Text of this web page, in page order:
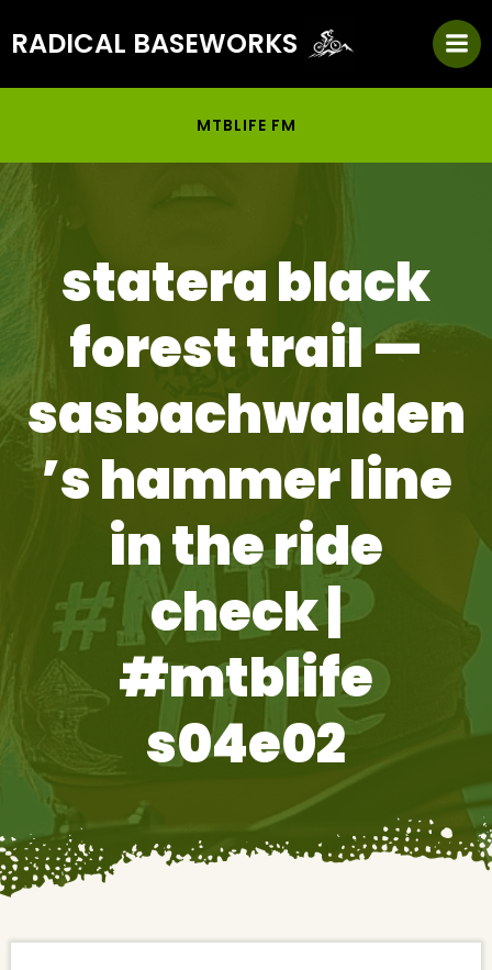
Inhalt
springen
RADICAL BASEWORKS
MTBLIFE FM
statera black
forest trail —
sasbachwalden
’s hammer line
in the ride
check |
#mtblife
s04e02